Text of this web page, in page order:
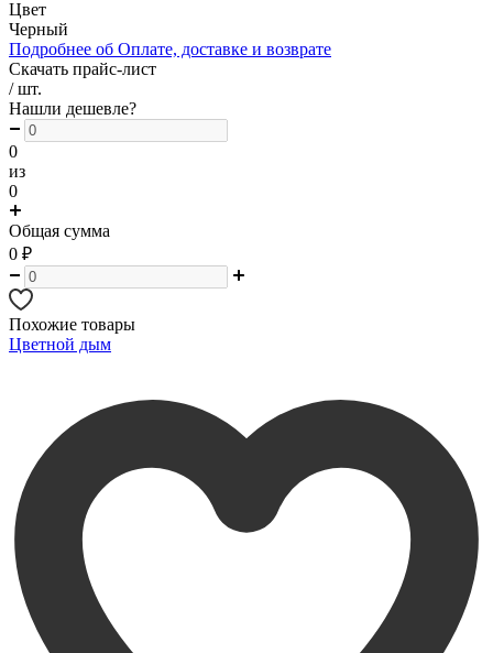
Цвет
Черный
Подробнее об Оплате, доставке и возврате
Скачать прайс-лист
/ шт.
Нашли дешевле?
0
из
0
Общая сумма
0 ₽
Похожие товары
Цветной дым